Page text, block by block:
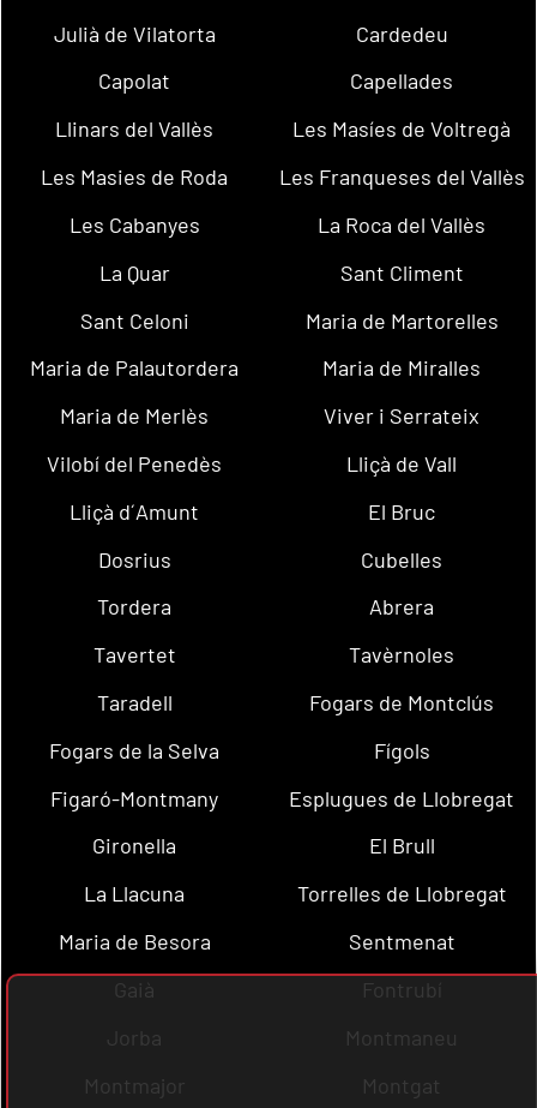
Julià de Vilatorta
Cardedeu
Capolat
Capellades
Llinars del Vallès
Les Masíes de Voltregà
Les Masies de Roda
Les Franqueses del Vallès
Les Cabanyes
La Roca del Vallès
La Quar
Sant Climent
Sant Celoni
Maria de Martorelles
Maria de Palautordera
Maria de Miralles
Maria de Merlès
Viver i Serrateix
Vilobí del Penedès
Lliçà de Vall
Lliçà d´Amunt
El Bruc
Dosrius
Cubelles
Tordera
Abrera
Tavertet
Tavèrnoles
Taradell
Fogars de Montclús
Fogars de la Selva
Fígols
Figaró-Montmany
Esplugues de Llobregat
Gironella
El Brull
La Llacuna
Torrelles de Llobregat
Maria de Besora
Sentmenat
Gaià
Fontrubí
Jorba
Montmaneu
Montmajor
Montgat